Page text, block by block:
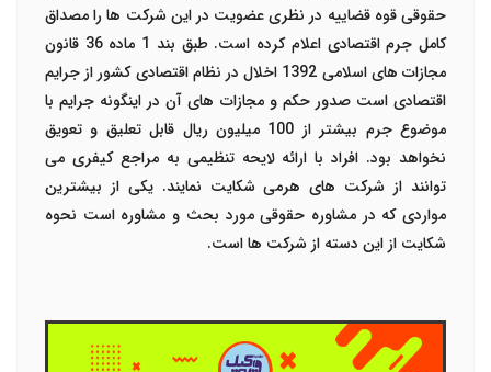
حقوقی قوه قضاییه در نظری عضویت در این شرکت ها را مصداق
کامل جرم اقتصادی اعلام کرده است. طبق بند 1 ماده 36 قانون
مجازات های اسلامی 1392 اخلال در نظام اقتصادی کشور از جرایم
اقتصادی است صدور حکم و مجازات های آن در اینگونه جرایم با
موضوع جرم بیشتر از 100 میلیون ریال قابل تعلیق و تعویق
نخواهد بود. افراد با ارائه لایحه تنظیمی به مراجع کیفری می
توانند از شرکت های هرمی شکایت نمایند. یکی از بیشترین
مواردی که در مشاوره حقوقی مورد بحث و مشاوره است نحوه
شکایت از این دسته از شرکت ها است.